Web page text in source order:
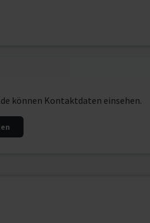
können Kontaktdaten einsehen.